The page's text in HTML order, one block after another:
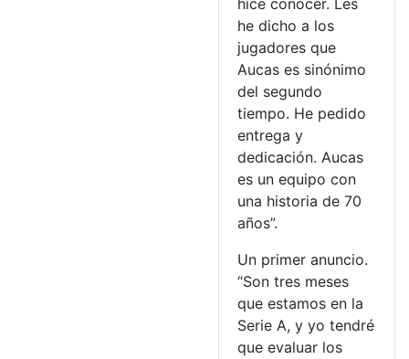
hice conocer. Les
he dicho a los
jugadores que
Aucas es sinónimo
del segundo
tiempo. He pedido
entrega y
dedicación. Aucas
es un equipo con
una historia de 70
años”.
Un primer anuncio.
“Son tres meses
que estamos en la
Serie A, y yo tendré
que evaluar los